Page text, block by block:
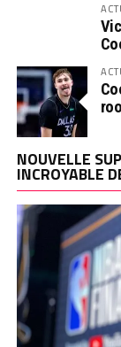
NOUVELLE
INCROYABLE